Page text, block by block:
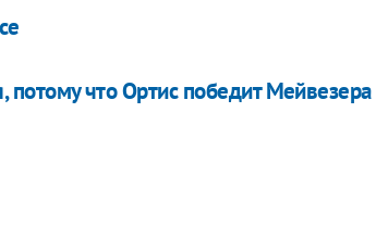
что Ортис победит Мейвезера